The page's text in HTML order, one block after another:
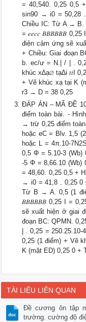
= 40,540. 0,25 0,5
sin90 → i0 = 50,28
Chiều IC: Từ A → B.
= 𝑒𝑒𝑐𝑐 𝐵𝐵𝐵𝐵𝐵𝐵 0,25
điện cảm ứng sẽ
+ Chiều: Giai đoạn
b. ec/ư = N.| / | .
khúc x∆ạ∅ tạ∆i 𝑡𝑡I
+ Vẽ khúc xạ tại K
r3 → D = 38 0,25
ĐÁP ÁN – MÃ ĐỀ
điểm toàn bài. -
→ trừ 0,25 điểm
hoặc eC = Blv. 1,5
hoặc L = 4π.10-
0,5 Φ = 5.10-3
-5 Φ = 8,66.10 (Wb)
= 48,60. 0,25 0,5 +
→ i0 = 41,8 . 0,25
Từ B → A. 0,5 (1
𝐵𝐵𝐵𝐵𝐵𝐵 0,25 I =
sẽ xuất hiện ở giai
đoạn BC: QPMN.
| . 0,25 =
0,25 (1 điểm) + Vẽ
K (mặt ED) 0,25 0
TÀI LIỆU LIÊN QUAN
Đề cương ôn tập
trường. cường độ